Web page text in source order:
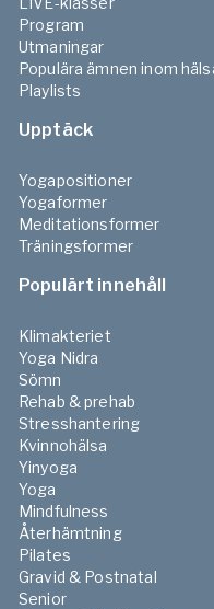
Program
Utmaningar
Populära ämnen inom
Playlists
Upptäck
Yogapositioner
Yogaformer
Meditationsformer
Träningsformer
Populärt innehåll
Klimakteriet
Yoga Nidra
Sömn
Rehab & prehab
Stresshantering
Kvinnohälsa
Yinyoga
Yoga
Mindfulness
Återhämtning
Pilates
Gravid & Postnatal
Senior